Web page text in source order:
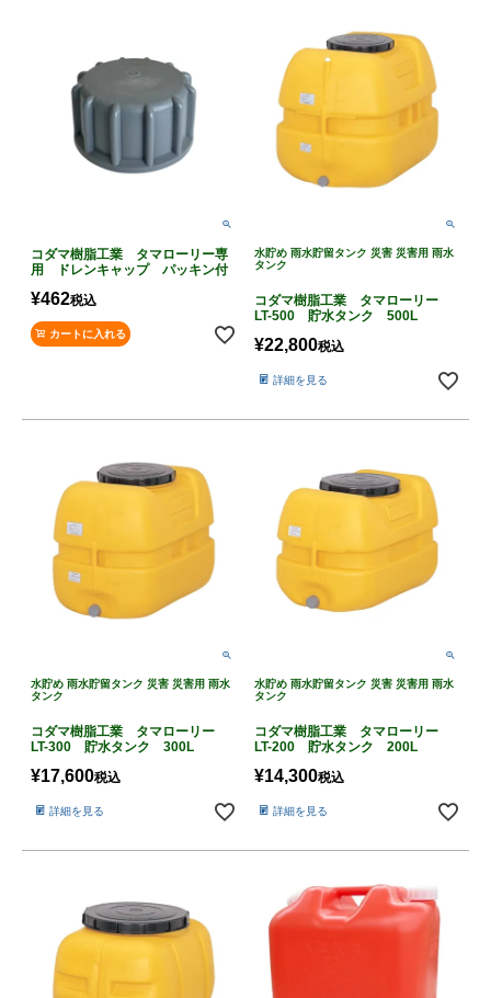
コダマ樹脂工業 タマローリー専
用 ドレンキャップ パッキン付
¥462税込
カートに入れる
水貯め 雨水貯留タンク 災害 災害用 雨水
タンク
コダマ樹脂工業 タマローリー
LT-500 貯水タンク 500L
¥22,800税込
詳細を見る
水貯め 雨水貯留タンク 災害 災害用 雨水
タンク
コダマ樹脂工業 タマローリー
LT-300 貯水タンク 300L
¥17,600税込
詳細を見る
水貯め 雨水貯留タンク 災害 災害用 雨水
タンク
コダマ樹脂工業 タマローリー
LT-200 貯水タンク 200L
¥14,300税込
詳細を見る